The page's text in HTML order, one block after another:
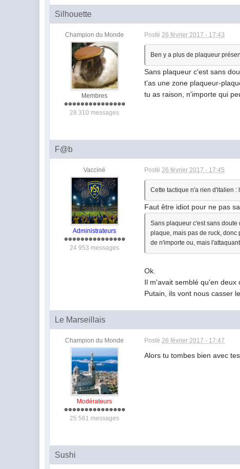
Silhouette
Champion du Monde
Membres
28 310 messages
Posté26 février 2017 - 17:43
Ben y a plus de plaqueur
Sans plaqueur c'est sans
t'as une zone plaqueur-
tu as raison, n'importe qui
F@b
Vacciné
Administrateurs
24 953 messages
Posté26 février 2017 - 17:45
Cette tactique n'a rien d'italien
Faut être idiot pour ne pas
Sans plaqueur c'est sans
plaque, mais pas de ruck,
de n'importe ou, mais
Ok.
Il m'avait semblé qu'en deux
Putain, ils vont nous casser
Le Marseillais
Champion du Monde
Modérateurs
25 561 messages
Posté26 février 2017 - 17:47
Alors tu tombes bien avec
Sushi